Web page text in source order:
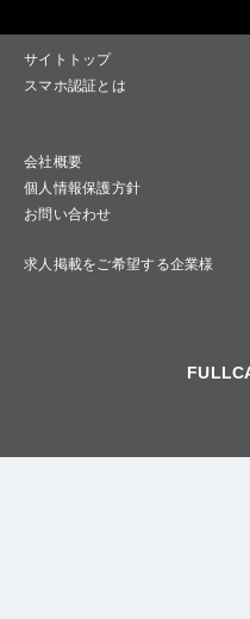
サイトトップ
スマホ認証とは
会社概要
個人情報保護方針
お問い合わせ
求人掲載をご希望する企業様